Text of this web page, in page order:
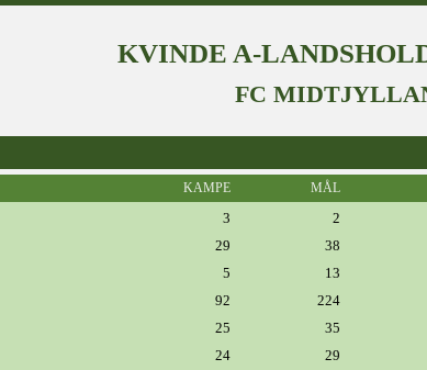
KVINDE A-
FC
KAMPE MÅL
3 2
29 38
5 13
92 224
25 35
24 29